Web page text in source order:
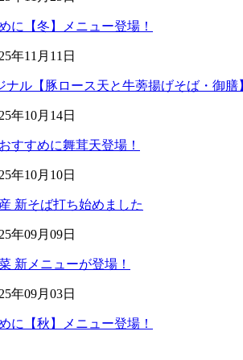
に【冬】メニュー登場！
年11月11日
ナル【豚ロース天と牛蒡揚げそば・御膳
年10月14日
すすめに舞茸天登場！
年10月10日
新そば打ち始めました
年09月09日
新メニューが登場！
年09月03日
に【秋】メニュー登場！